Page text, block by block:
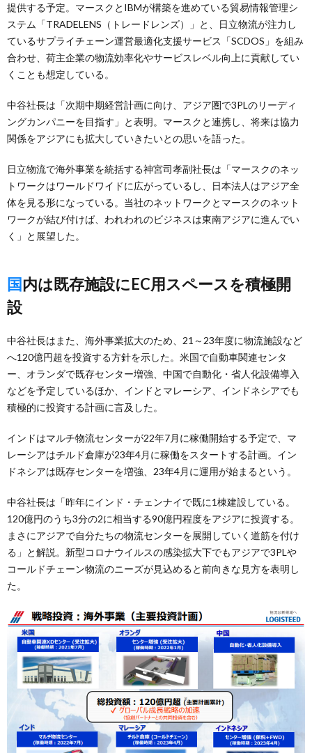
提供する予定。マースクとIBMが構築を進めている貿易情報管理シ
ステム「TRADELENS（トレードレンズ）」と、日立物流が注力し
ているサプライチェーン運営最適化支援サービス「SCDOS」を組み
合わせ、荷主企業の物流効率化やサービスレベル向上に貢献してい
くことも想定している。
中谷社長は「次期中期経営計画に向け、アジア圏で3PLのリーディ
ングカンパニーを目指す」と表明。マースクと連携し、将来は協力
関係をアジアにも拡大していきたいとの思いを語った。
日立物流で海外事業を統括する神宮司孝副社長は「マースクのネッ
トワークはワールドワイドに広がっているし、日本法人はアジア全
体を見る形になっている。当社のネットワークとマースクのネット
ワークが結び付けば、われわれのビジネスは東南アジアに進んでい
く」と展望した。
国内は既存施設にEC用スペースを積極開
設
中谷社長はまた、海外事業拡大のため、21～23年度に物流施設など
へ120億円超を投資する方針を示した。米国で自動車関連センタ
ー、オランダで既存センター増強、中国で自動化・省人化設備導入
などを予定しているほか、インドとマレーシア、インドネシアでも
積極的に投資する計画に言及した。
インドはマルチ物流センターが22年7月に稼働開始する予定で、マ
レーシアはチルド倉庫が23年4月に稼働をスタートする計画。イン
ドネシアは既存センターを増強、23年4月に運用が始まるという。
中谷社長は「昨年にインド・チェンナイで既に1棟建設している。
120億円のうち3分の2に相当する90億円程度をアジアに投資する。
まさにアジアで自分たちの物流センターを展開していく道筋を付け
る」と解説。新型コロナウイルスの感染拡大下でもアジアで3PLや
コールドチェーン物流のニーズが見込めると前向きな見方を表明し
た。